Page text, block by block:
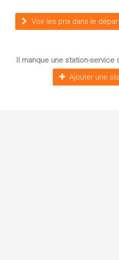
Voir les prix dans le
Il manque une station-service
Ajouter une